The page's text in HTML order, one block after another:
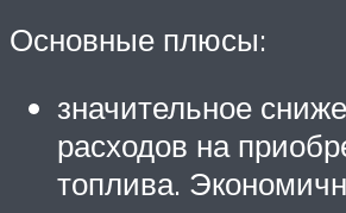
Основные плюсы:
значительное
расходов на
топлива.